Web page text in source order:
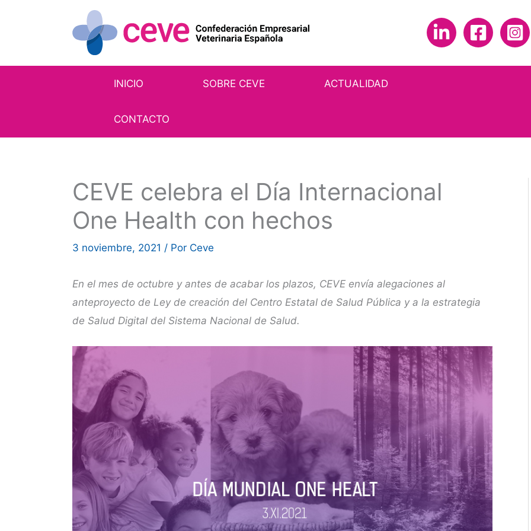
INICIO SOBRE CEVE ACTUALIDAD
CONTACTO
CEVE celebra el Día Internacional
One Health con hechos
3 noviembre, 2021 / Por Ceve
En el mes de octubre y antes de acabar los plazos, CEVE envía alegaciones al
anteproyecto de Ley de creación del Centro Estatal de Salud Pública y a la estrategia
de Salud Digital del Sistema Nacional de Salud.